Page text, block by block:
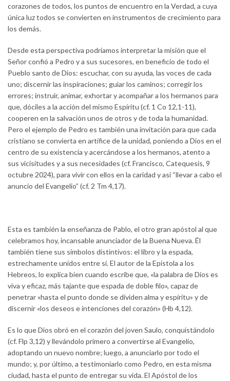
corazones de todos, los puntos de encuentro en la Verdad, a cuya
única luz todos se convierten en instrumentos de crecimiento para
los demás.
Desde esta perspectiva podríamos interpretar la misión que el
Señor confió a Pedro y a sus sucesores, en beneficio de todo el
Pueblo santo de Dios: escuchar, con su ayuda, las voces de cada
uno; discernir las inspiraciones; guiar los caminos; corregir los
errores; instruir, animar, exhortar y acompañar a los hermanos para
que, dóciles a la acción del mismo Espíritu (cf. 1 Co 12,1-11),
cooperen en la salvación unos de otros y de toda la humanidad.
Pero el ejemplo de Pedro es también una invitación para que cada
cristiano se convierta en artífice de la unidad, poniendo a Dios en el
centro de su existencia y acercándose a los hermanos, atento a
sus vicisitudes y a sus necesidades (cf. Francisco, Catequesis, 9
octubre 2024), para vivir con ellos en la caridad y así “llevar a cabo el
anuncio del Evangelio” (cf. 2 Tm 4,17).
Esta es también la enseñanza de Pablo, el otro gran apóstol al que
celebramos hoy, incansable anunciador de la Buena Nueva. Él
también tiene sus símbolos distintivos: el libro y la espada,
estrechamente unidos entre sí. El autor de la Epístola a los
Hebreos, lo explica bien cuando escribe que, «la palabra de Dios es
viva y eficaz, más tajante que espada de doble filo», capaz de
penetrar «hasta el punto donde se dividen alma y espíritu» y de
discernir «los deseos e intenciones del corazón» (Hb 4,12).
Es lo que Dios obró en el corazón del joven Saulo, conquistándolo
(cf. Flp 3,12) y llevándolo primero a convertirse al Evangelio,
adoptando un nuevo nombre; luego, a anunciarlo por todo el
mundo; y, por último, a testimoniarlo como Pedro, en esta misma
ciudad, hasta el punto de entregar su vida. El Apóstol de los